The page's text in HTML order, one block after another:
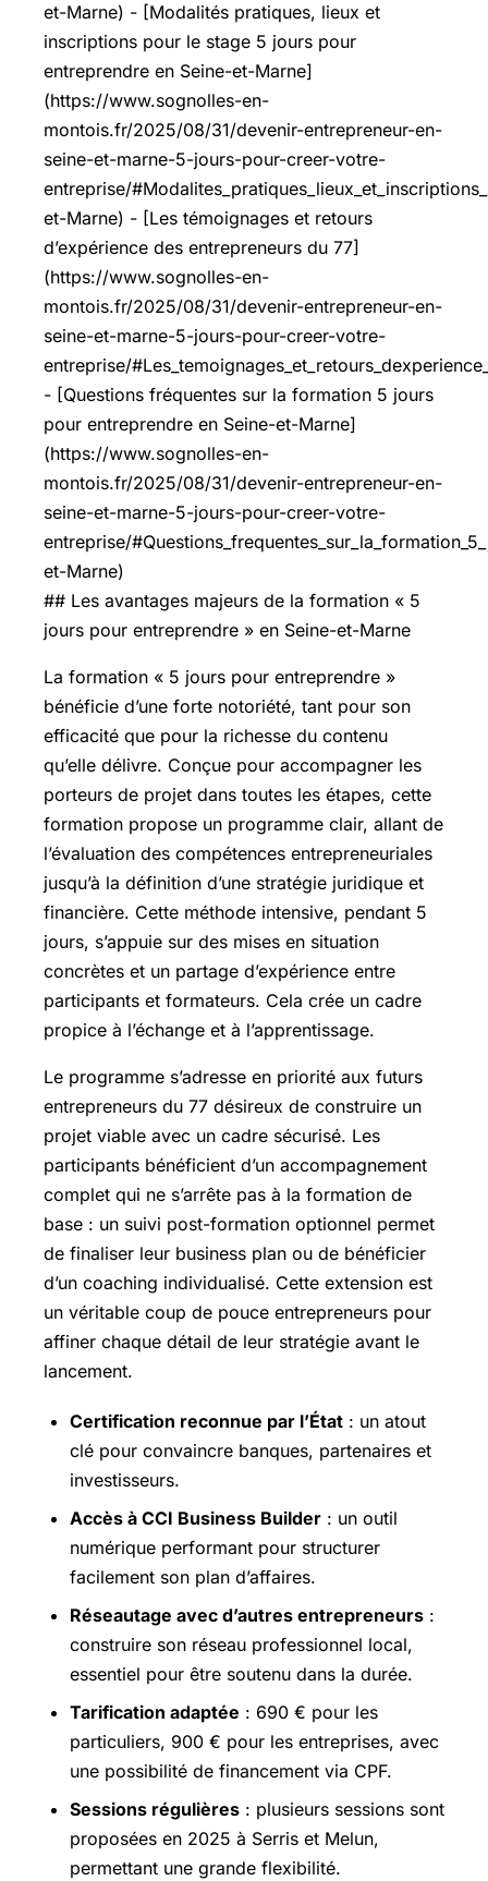
et-Marne) - [Modalités pratiques, lieux et
inscriptions pour le stage 5 jours pour
entreprendre en Seine-et-Marne]
(https://www.sognolles-en-
montois.fr/2025/08/31/devenir-entrepreneur-en-
seine-et-marne-5-jours-pour-creer-votre-
entreprise/
et-Marne) - [Les témoignages et retours
d’expérience des entrepreneurs du 77]
(https://www.sognolles-en-
montois.fr/2025/08/31/devenir-entrepreneur-en-
seine-et-marne-5-jours-pour-creer-votre-
entreprise/
- [Questions fréquentes sur la formation 5 jours
pour entreprendre en Seine-et-Marne]
(https://www.sognolles-en-
montois.fr/2025/08/31/devenir-entrepreneur-en-
seine-et-marne-5-jours-pour-creer-votre-
entreprise/
et-Marne)
## Les avantages majeurs de la formation « 5
jours pour entreprendre » en Seine-et-Marne
La formation « 5 jours pour entreprendre »
bénéficie d’une forte notoriété, tant pour son
efficacité que pour la richesse du contenu
qu’elle délivre. Conçue pour accompagner les
porteurs de projet dans toutes les étapes, cette
formation propose un programme clair, allant de
l’évaluation des compétences entrepreneuriales
jusqu’à la définition d’une stratégie juridique et
financière. Cette méthode intensive, pendant 5
jours, s’appuie sur des mises en situation
concrètes et un partage d’expérience entre
participants et formateurs. Cela crée un cadre
propice à l’échange et à l’apprentissage.
Le programme s’adresse en priorité aux futurs
entrepreneurs du 77 désireux de construire un
projet viable avec un cadre sécurisé. Les
participants bénéficient d’un accompagnement
complet qui ne s’arrête pas à la formation de
base : un suivi post-formation optionnel permet
de finaliser leur business plan ou de bénéficier
d’un coaching individualisé. Cette extension est
un véritable coup de pouce entrepreneurs pour
affiner chaque détail de leur stratégie avant le
lancement.
Certification reconnue par l’État : un atout
clé pour convaincre banques, partenaires et
investisseurs.
Accès à CCI Business Builder : un outil
numérique performant pour structurer
facilement son plan d’affaires.
Réseautage avec d’autres entrepreneurs :
construire son réseau professionnel local,
essentiel pour être soutenu dans la durée.
Tarification adaptée : 690 € pour les
particuliers, 900 € pour les entreprises, avec
une possibilité de financement via CPF.
Sessions régulières : plusieurs sessions sont
proposées en 2025 à Serris et Melun,
permettant une grande flexibilité.